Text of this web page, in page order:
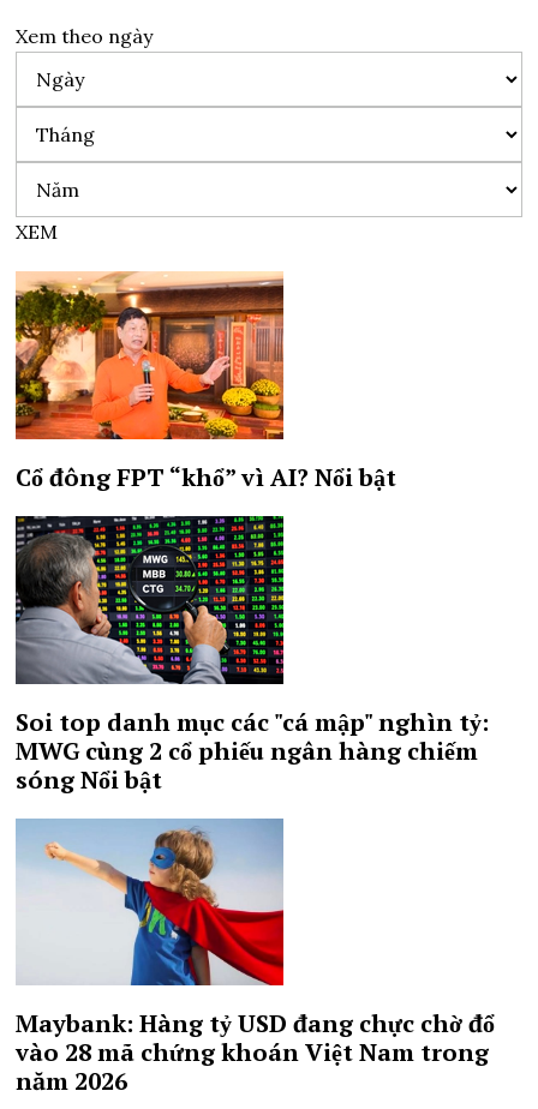
Xem theo ngày
XEM
Cổ đông FPT “khổ” vì AI?Nổi bật
Soi top danh mục các "cá mập" nghìn tỷ:
MWG cùng 2 cổ phiếu ngân hàng chiếm
sóngNổi bật
Maybank: Hàng tỷ USD đang chực chờ đổ
vào 28 mã chứng khoán Việt Nam trong
năm 2026